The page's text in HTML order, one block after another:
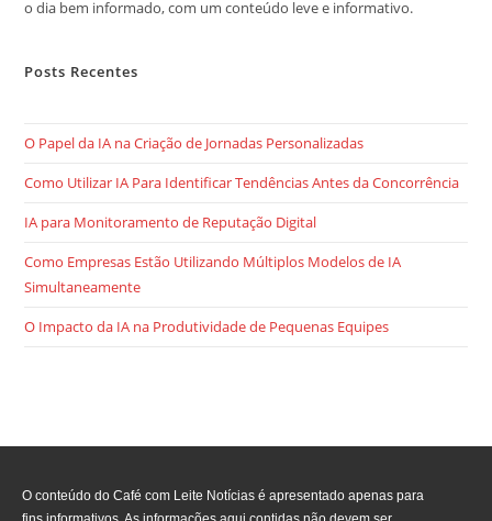
o dia bem informado, com um conteúdo leve e informativo.
Posts Recentes
O Papel da IA na Criação de Jornadas Personalizadas
Como Utilizar IA Para Identificar Tendências Antes da Concorrência
IA para Monitoramento de Reputação Digital
Como Empresas Estão Utilizando Múltiplos Modelos de IA
Simultaneamente
O Impacto da IA na Produtividade de Pequenas Equipes
O conteúdo do Café com Leite Notícias é apresentado apenas para